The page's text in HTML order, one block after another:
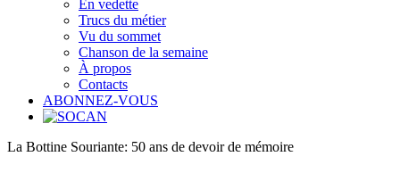
En vedette
Trucs du métier
Vu du sommet
Chanson de la semaine
À propos
Contacts
ABONNEZ-VOUS
La Bottine Souriante: 50 ans de devoir de mémoire